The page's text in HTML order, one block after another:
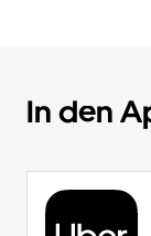
In den